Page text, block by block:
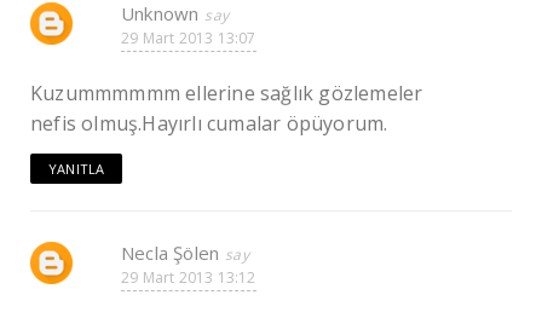
Unknown
29 Mart 2013 13:07
Kuzummmmmm ellerine sağlık gözlemeler
nefis olmuş.Hayırlı cumalar öpüyorum.
YANITLA
Necla Şölen
29 Mart 2013 13:12